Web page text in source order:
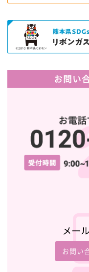
お問い
お問い